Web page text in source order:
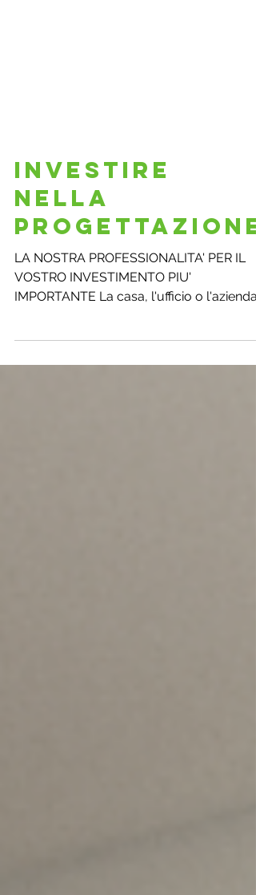
INVESTIRE
NELLA
PROGETTAZIONE
LA NOSTRA PROFESSIONALITA' PER IL
VOSTRO INVESTIMENTO PIU'
cui viene svolta la vostra...